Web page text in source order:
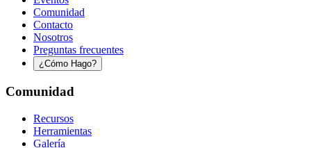
Comunidad
Contacto
Nosotros
Preguntas frecuentes
¿Cómo Hago?
Comunidad
Recursos
Herramientas
Galería